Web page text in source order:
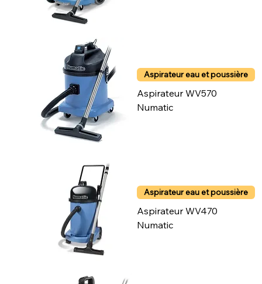
Aspirateur eau et poussière
Aspirateur WV570
Numatic
Aspirateur eau et poussière
Aspirateur WV470
Numatic